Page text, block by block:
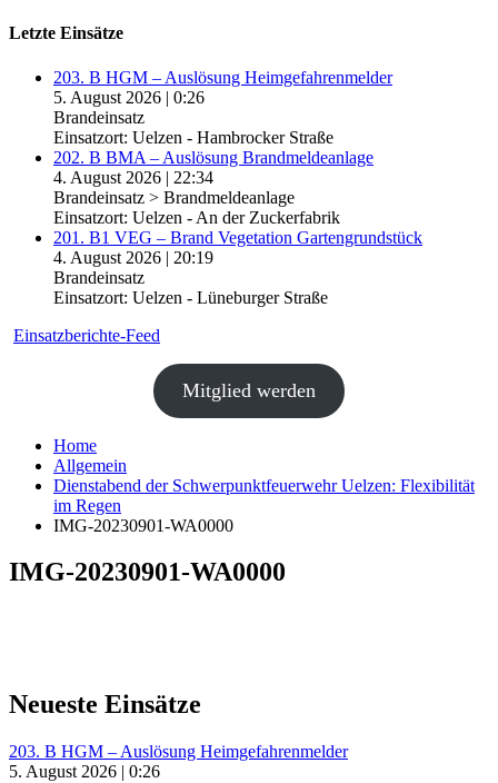
Letzte Einsätze
203. B HGM – Auslösung Heimgefahrenmelder
5. August 2026 | 0:26
Brandeinsatz
Einsatzort: Uelzen - Hambrocker Straße
202. B BMA – Auslösung Brandmeldeanlage
4. August 2026 | 22:34
Brandeinsatz > Brandmeldeanlage
Einsatzort: Uelzen - An der Zuckerfabrik
201. B1 VEG – Brand Vegetation Gartengrundstück
4. August 2026 | 20:19
Brandeinsatz
Einsatzort: Uelzen - Lüneburger Straße
Einsatzberichte-Feed
Mitglied werden
Home
Allgemein
Dienstabend der Schwerpunktfeuerwehr Uelzen: Flexibilität
im Regen
IMG-20230901-WA0000
IMG-20230901-WA0000
Neueste Einsätze
203. B HGM – Auslösung Heimgefahrenmelder
5. August 2026 | 0:26